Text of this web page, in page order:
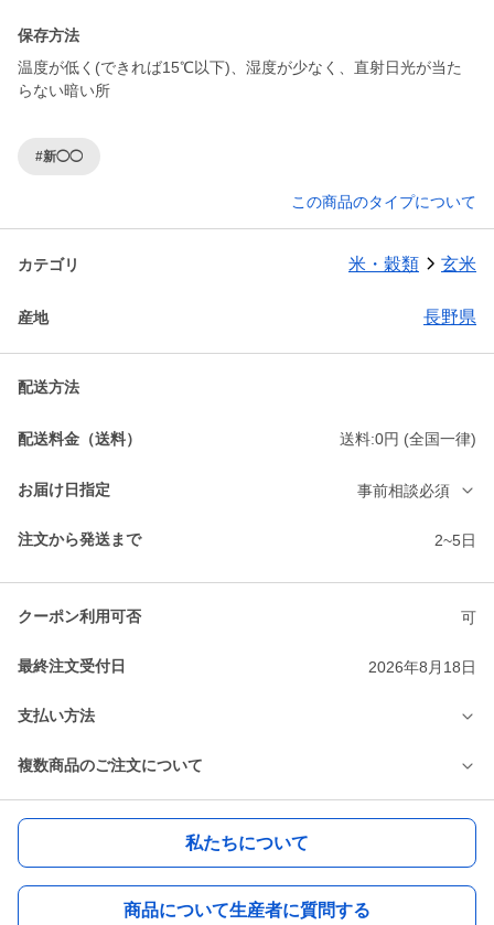
保存方法
温度が低く(できれば15℃以下)、湿度が少なく、直射日光が当た
らない暗い所
#新◯◯
この商品のタイプについて
カテゴリ 米・穀類 玄米
産地 長野県
配送方法
配送料金（送料） 送料:0円 (全国一律)
お届け日指定 事前相談必須
注文から発送まで 2~5日
クーポン利用可否 可
最終注文受付日 2026年8月18日
支払い方法
複数商品のご注文について
私たちについて
商品について生産者に質問する